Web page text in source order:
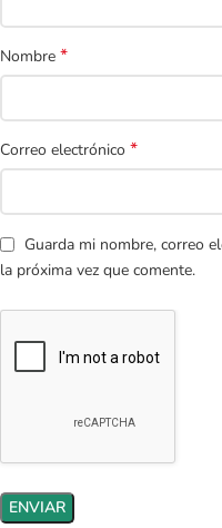
Nombre *
Correo electrónico *
Guarda mi nombre, correo
la próxima vez que comente.